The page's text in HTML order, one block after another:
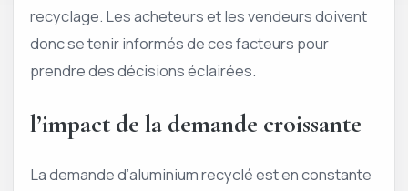
recyclage. Les acheteurs et les vendeurs doivent
donc se tenir informés de ces facteurs pour
prendre des décisions éclairées.
l’impact de la demande croissante
La demande d’aluminium recyclé est en constante